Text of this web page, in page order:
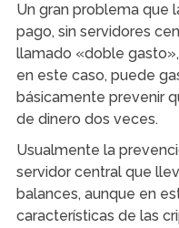
Un gran problema que
pago, sin servidores
llamado «doble
en este caso, puede
básicamente prevenir
de dinero dos veces.
Usualmente la
servidor central que
balances, aunque en
características de las